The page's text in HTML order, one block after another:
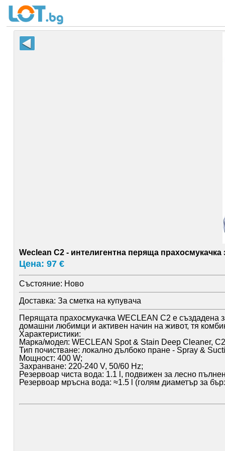
Weclean C2 - интелигентна перяща прахосмукачка
Цена: 97 €
Състояние: Ново
Доставка: За сметка на купувача
Перящата прахосмукачка WECLEAN C2 е създадена
домашни любимци и активен начин на живот, тя
Характеристики:
Марка/модел: WECLEAN Spot & Stain Deep Cleaner,
Тип почистване: локално дълбоко пране - Spray &
Мощност: 400 W;
Захранване: 220-240 V, 50/60 Hz;
Резервоар чиста вода: 1.1 l, подвижен за лесно
Резервоар мръсна вода: ≈1.5 l (голям диаметър за
Накрайник: комбиниран - пръскане/четка/засмукване
Маркуч: гъвкав, с място за прибиране по корпуса;